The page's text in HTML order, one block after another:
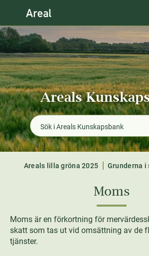
Areals
Areals lilla gröna 2025 Grunderna
Moms
Moms är en förkortning för
skatt som tas ut vid omsättning av de
tjänster.